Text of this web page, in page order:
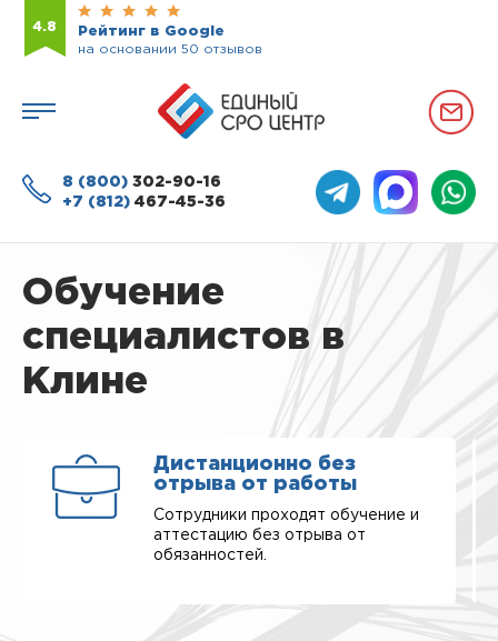
4.8
Рейтинг в Google
на основании 50 отзывов
8 (800) 302-90-16
+7 (812) 467-45-36
Обучение
специалистов в
Клине
Дистанционно без
отрыва от работы
Сотрудники проходят обучение и
аттестацию без отрыва от
обязанностей.